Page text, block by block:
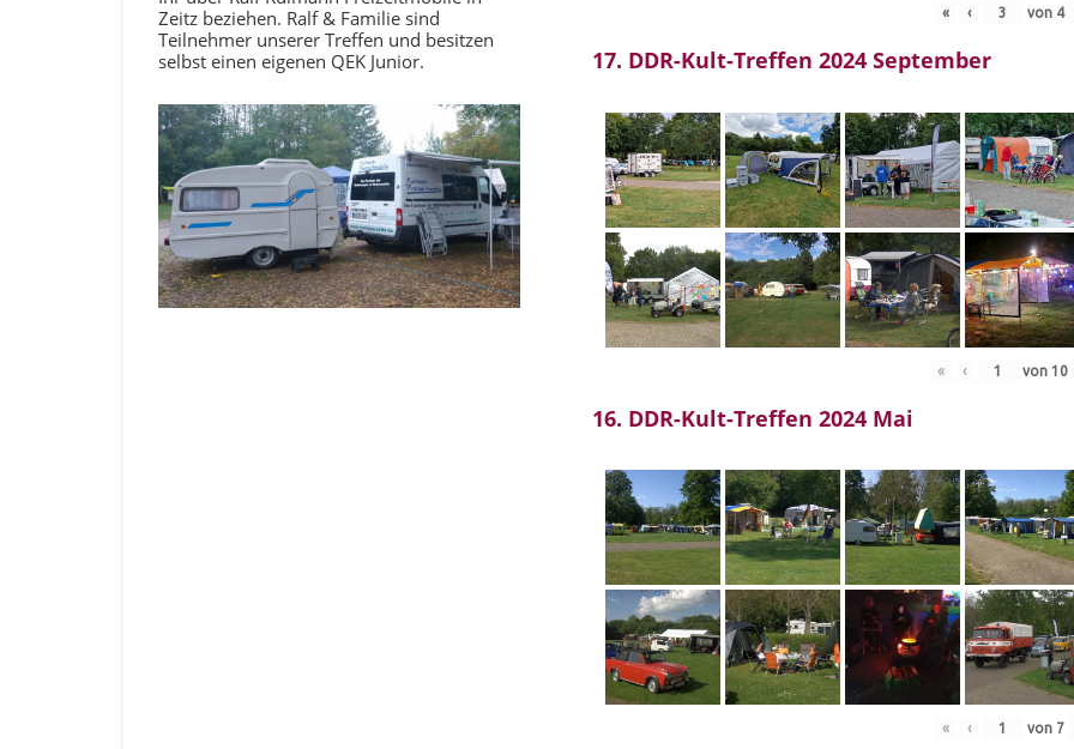
« ‹ von 4
17. DDR-Kult-Treffen 2024 September
« ‹ von10
16. DDR-Kult-Treffen 2024 Mai
« ‹ von 7
Zeitz beziehen. Ralf & Familie sind
Teilnehmer unserer Treffen und besitzen
selbst einen eigenen QEK Junior.